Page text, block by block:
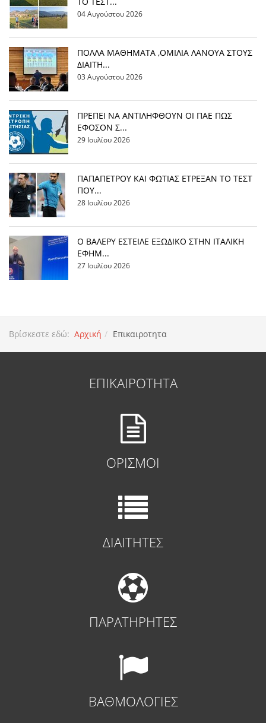
04 Αυγούστου 2026
ΠΟΛΛΑ ΜΑΘΗΜΑΤΑ ,ΟΜΙΛΙΑ ΛΑΝΟΥΑ ΣΤΟΥΣ
ΔΙΑΙΤΗ...
03 Αυγούστου 2026
ΠΡΕΠΕΙ ΝΑ ΑΝΤΙΛΗΦΘΟΥΝ ΟΙ ΠΑΕ ΠΩΣ
ΕΦΟΣΟΝ Σ...
29 Ιουλίου 2026
ΠΑΠΑΠΕΤΡΟΥ ΚΑΙ ΦΩΤΙΑΣ ΕΤΡΕΞΑΝ ΤΟ ΤΕΣΤ
ΠΟΥ...
28 Ιουλίου 2026
Ο ΒΑΛΕΡΥ ΕΣΤΕΙΛΕ ΕΞΩΔΙΚΟ ΣΤΗΝ ΙΤΑΛΙΚΗ
ΕΦΗΜ...
27 Ιουλίου 2026
Βρίσκεστε εδώ: Αρχική Επικαιροτητα
ΕΠΙΚΑΙΡΟΤΗΤΑ
ΟΡΙΣΜΟΙ
ΔΙΑΙΤΗΤΕΣ
ΠΑΡΑΤΗΡΗΤΕΣ
ΒΑΘΜΟΛΟΓΙΕΣ